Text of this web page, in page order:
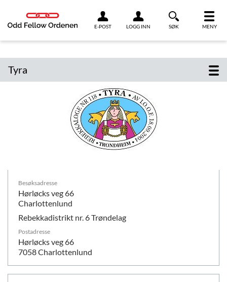
E-POST LOGG INN SØK MENY
Tyra
Besøksadresse
Hørløcks veg 66
Charlottenlund
Rebekkadistrikt nr. 6 Trøndelag
Postadresse
Hørløcks veg 66
7058 Charlottenlund